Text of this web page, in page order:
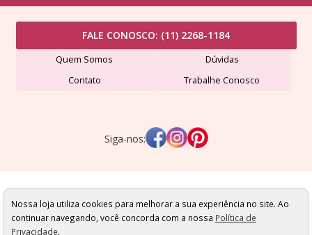
FALE CONOSCO: (11) 2268-1184
Quem Somos
Dúvidas
Contato
Trabalhe Conosco
Siga-nos:
Lã Formosa Comércio de Fios Ltda - CNPJ: 507491420001-24
Av. Dr. Eduardo Cotching, 689 - Vila Formosa - São Paulo/SP - Cep: 03356-000
Todas as condições comerciais apresentadas estão sujeitas a alteração sem
prévio aviso. Promoções e estoques de produtos válidos exclusivamente
Nossa loja utiliza cookies para melhorar a sua experiência no site. Ao
continuar navegando, você concorda com a nossa Política de
Privacidade.